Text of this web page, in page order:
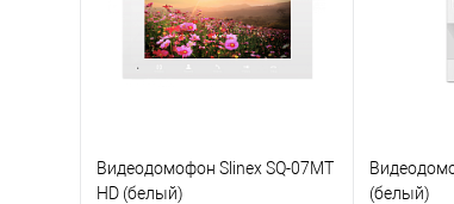
В избранное
Недоступно
В
Видеодомофон Slinex SQ-07MT
HD (белый)
(белый)